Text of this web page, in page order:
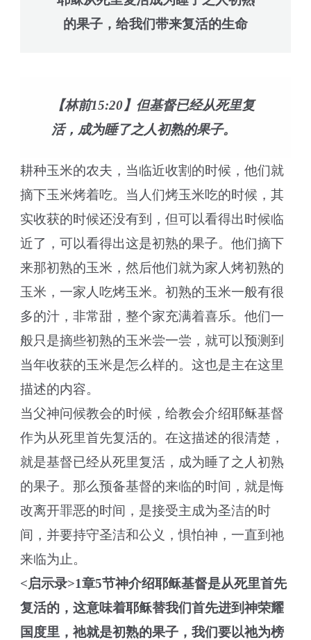
的果子，给我们带来复活的生命
【林前15:20】但基督已经从死里复
活，成为睡了之人初熟的果子。
耕种玉米的农夫，当临近收割的时候，他们就
摘下玉米烤着吃。当人们烤玉米吃的时候，其
实收获的时候还没有到，但可以看得出时候临
近了，可以看得出这是初熟的果子。他们摘下
来那初熟的玉米，然后他们就为家人烤初熟的
玉米，一家人吃烤玉米。初熟的玉米一般有很
多的汁，非常甜，整个家充满着喜乐。他们一
般只是摘些初熟的玉米尝一尝，就可以预测到
当年收获的玉米是怎么样的。这也是主在这里
描述的内容。
当父神问候教会的时候，给教会介绍耶稣基督
作为从死里首先复活的。在这描述的很清楚，
就是基督已经从死里复活，成为睡了之人初熟
的果子。那么预备基督的来临的时间，就是悔
改离开罪恶的时间，是接受主成为圣洁的时
间，并要持守圣洁和公义，惧怕神，一直到祂
来临为止。
<启示录>1章5节神介绍耶稣基督是从死里首先
复活的，这意味着耶稣替我们首先进到神荣耀
国度里，祂就是初熟的果子，我们要以祂为榜